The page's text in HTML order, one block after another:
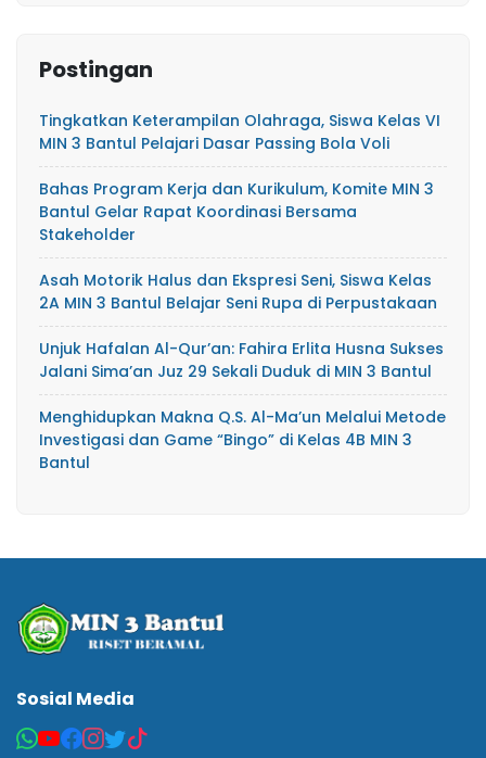
Postingan
Tingkatkan Keterampilan Olahraga, Siswa Kelas VI
MIN 3 Bantul Pelajari Dasar Passing Bola Voli
Bahas Program Kerja dan Kurikulum, Komite MIN 3
Bantul Gelar Rapat Koordinasi Bersama
Stakeholder
Asah Motorik Halus dan Ekspresi Seni, Siswa Kelas
2A MIN 3 Bantul Belajar Seni Rupa di Perpustakaan
Unjuk Hafalan Al-Qur’an: Fahira Erlita Husna Sukses
Jalani Sima’an Juz 29 Sekali Duduk di MIN 3 Bantul
Menghidupkan Makna Q.S. Al-Ma’un Melalui Metode
Investigasi dan Game “Bingo” di Kelas 4B MIN 3
Bantul
Sosial Media